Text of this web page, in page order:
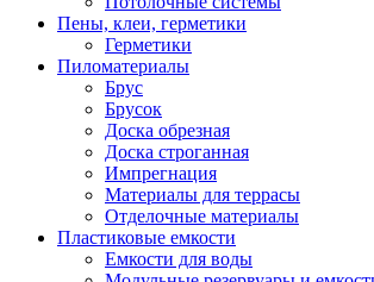
Пены, клеи, герметики
Герметики
Пиломатериалы
Брус
Брусок
Доска обрезная
Доска строганная
Импрегнация
Материалы для террасы
Отделочные материалы
Пластиковые емкости
Емкости для воды